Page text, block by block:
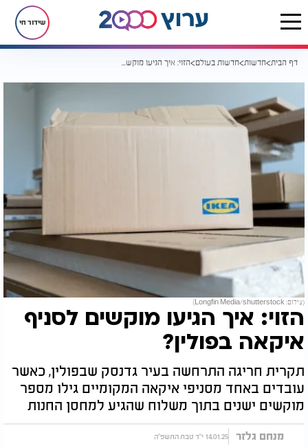
שידור חי
דף הבית חדשות חדשות בעולם הזוי: איך הגיעו מוקשים לסניף איקאה בפולין?
(צילום: Longfin Media/shutterstock)
הזוי: איך הגיעו מוקשים לסניף
איקאה בפולין?
תקרית חריגה התרחשה בעיר גדנסק שבפולין, כאשר
עובדים באחד מסניפי איקאה המקומיים גילו מספר
מוקשים ישנים בתוך משלוח שהגיע למחסן החנות
מנחם גלזר 14.01.25 י"ד טבת התשפ"ה